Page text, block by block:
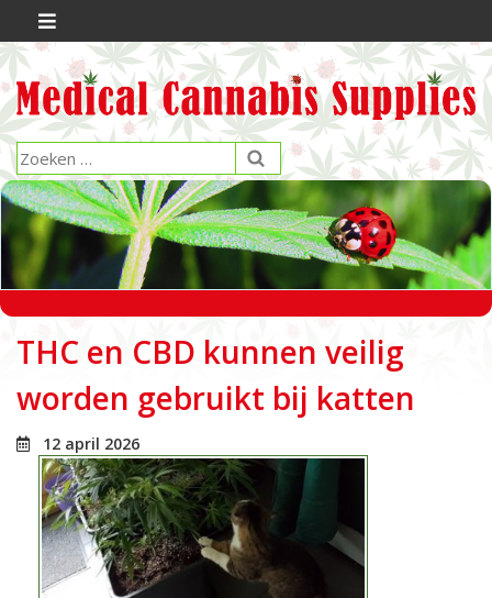
THC en CBD kunnen veilig
worden gebruikt bij katten
12 april 2026